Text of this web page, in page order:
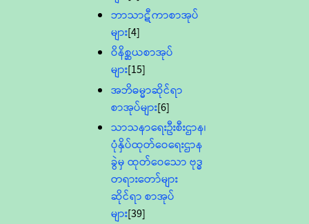
ဘာသာဋီကာစာအုပ်
များ[4]
ဝိနိစ္ဆယစာအုပ်
များ[15]
အဘိဓမ္မာဆိုင်ရာ
စာအုပ်များ[6]
သာသနာရေးဦးစီးဌာန၊
ပုံနှိပ်ထုတ်ဝေရေးဌာန
ခွဲမှ ထုတ်ဝေသော ဗုဒ္ဓ
တရားတော်များ
ဆိုင်ရာ စာအုပ်
များ[39]